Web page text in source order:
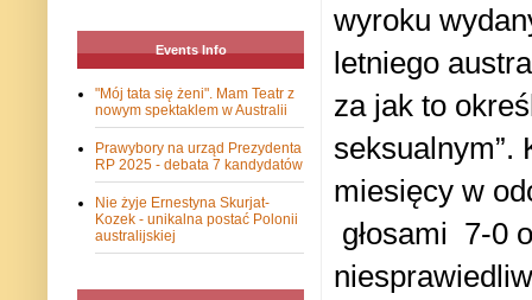
wyroku
letniego
za jak to
seksualnym”.
miesięcy w
głosami 7-0
Events Info
"Mój tata się żeni". Mam Teatr z
nowym spektaklem w Australii
Prawybory na urząd Prezydenta
RP 2025 - debata 7 kandydatów
Nie żyje Ernestyna Skurjat-
Kozek - unikalna postać Polonii
australijskiej